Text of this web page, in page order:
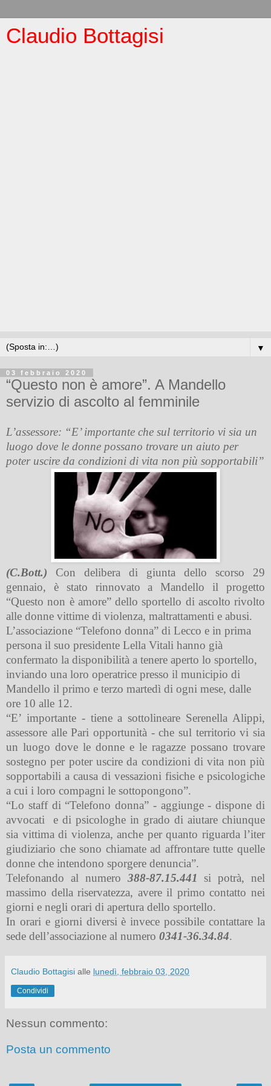
Claudio Bottagisi
▼
03 febbraio 2020
“Questo non è amore”. A Mandello
servizio di ascolto al femminile
L’assessore: “E’ importante che sul territorio vi sia un
luogo dove le donne possano trovare un aiuto per
poter uscire da condizioni di vita non più sopportabili”
(C.Bott.) Con delibera di giunta dello scorso 29
gennaio, è stato rinnovato a Mandello il progetto
“Questo non è amore” dello sportello di ascolto rivolto
alle donne vittime di violenza, maltrattamenti e abusi.
L’associazione “Telefono donna” di Lecco e in prima
persona il suo presidente Lella Vitali hanno già
confermato la disponibilità a tenere aperto lo sportello,
inviando una loro operatrice presso il municipio di
Mandello il primo e terzo martedì di ogni mese, dalle
ore 10 alle 12.
“E’ importante ­- tiene a sottolineare Serenella Alippi,
assessore alle Pari opportunità - che sul territorio vi sia
un luogo dove le donne e le ragazze possano trovare
sostegno per poter uscire da condizioni di vita non più
sopportabili a causa di vessazioni fisiche e psicologiche
a cui i loro compagni le sottopongono”.
“Lo staff di “Telefono donna” - aggiunge - dispone di
avvocati
e di psicologhe in grado di aiutare chiunque
sia vittima di violenza, anche per quanto riguarda l’iter
giudiziario che sono chiamate ad affrontare tutte quelle
donne che intendono sporgere denuncia”.
Telefonando al numero 388-87.15.441 si potrà, nel
massimo della riservatezza, avere il primo contatto nei
giorni e negli orari di apertura dello sportello.
In orari e giorni diversi è invece possibile contattare la
sede dell’associazione al numero 0341-36.34.84.
Claudio Bottagisi alle lunedì, febbraio 03, 2020
Condividi
Nessun commento:
Posta un commento